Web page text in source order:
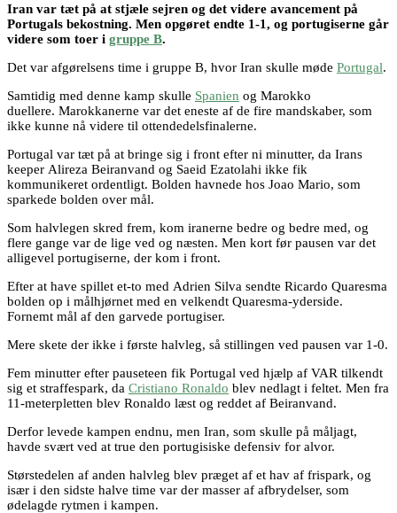
Iran var tæt på at stjæle sejren og det videre avancement på
Portugals bekostning. Men opgøret endte 1-1, og portugiserne går
videre som toer i gruppe B.
Det var afgørelsens time i gruppe B, hvor Iran skulle møde Portugal.
Samtidig med denne kamp skulle Spanien og Marokko
duellere. Marokkanerne var det eneste af de fire mandskaber, som
ikke kunne nå videre til ottendedelsfinalerne.
Portugal var tæt på at bringe sig i front efter ni minutter, da Irans
keeper Alireza Beiranvand og Saeid Ezatolahi ikke fik
kommunikeret ordentligt. Bolden havnede hos Joao Mario, som
sparkede bolden over mål.
Som halvlegen skred frem, kom iranerne bedre og bedre med, og
flere gange var de lige ved og næsten. Men kort før pausen var det
alligevel portugiserne, der kom i front.
Efter at have spillet et-to med Adrien Silva sendte Ricardo Quaresma
bolden op i målhjørnet med en velkendt Quaresma-yderside.
Fornemt mål af den garvede portugiser.
Mere skete der ikke i første halvleg, så stillingen ved pausen var 1-0.
Fem minutter efter pauseteen fik Portugal ved hjælp af VAR tilkendt
sig et straffespark, da Cristiano Ronaldo blev nedlagt i feltet. Men fra
11-meterpletten blev Ronaldo læst og reddet af Beiranvand.
Derfor levede kampen endnu, men Iran, som skulle på måljagt,
havde svært ved at true den portugisiske defensiv for alvor.
Størstedelen af anden halvleg blev præget af et hav af frispark, og
især i den sidste halve time var der masser af afbrydelser, som
ødelagde rytmen i kampen.